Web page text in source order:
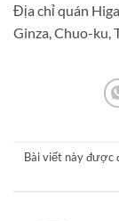
Địa chỉ quán
Ginza, Chuo-ku,
Bài viết này được